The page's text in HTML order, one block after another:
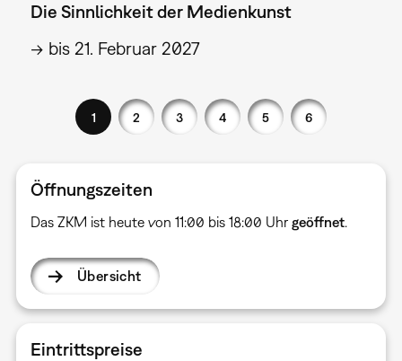
Die Sinnlichkeit der Medienkunst
→ bis 21. Februar 2027
1 2 3 4 5 6
Öffnungszeiten
Das ZKM ist heute von 11:00 bis 18:00 Uhr geöffnet.
Übersicht
Eintrittspreise